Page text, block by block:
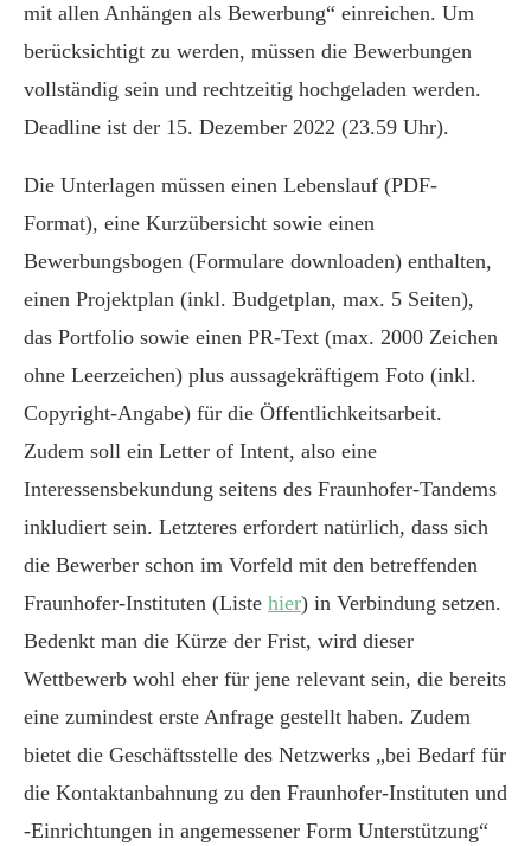
mit allen Anhängen als Bewerbung“ einreichen. Um
berücksichtigt zu werden, müssen die Bewerbungen
vollständig sein und rechtzeitig hochgeladen werden.
Deadline ist der 15. Dezember 2022 (23.59 Uhr).
Die Unterlagen müssen einen Lebenslauf (PDF-
Format), eine Kurzübersicht sowie einen
Bewerbungsbogen (Formulare downloaden) enthalten,
einen Projektplan (inkl. Budgetplan, max. 5 Seiten),
das Portfolio sowie einen PR-Text (max. 2000 Zeichen
ohne Leerzeichen) plus aussagekräftigem Foto (inkl.
Copyright-Angabe) für die Öffentlichkeitsarbeit.
Zudem soll ein Letter of Intent, also eine
Interessensbekundung seitens des Fraunhofer-Tandems
inkludiert sein. Letzteres erfordert natürlich, dass sich
die Bewerber schon im Vorfeld mit den betreffenden
Fraunhofer-Instituten (Liste hier) in Verbindung setzen.
Bedenkt man die Kürze der Frist, wird dieser
Wettbewerb wohl eher für jene relevant sein, die bereits
eine zumindest erste Anfrage gestellt haben. Zudem
bietet die Geschäftsstelle des Netzwerks „bei Bedarf für
die Kontaktanbahnung zu den Fraunhofer-Instituten und
-Einrichtungen in angemessener Form Unterstützung“